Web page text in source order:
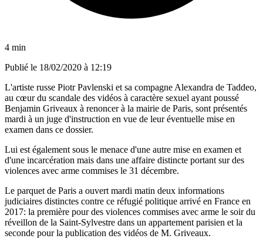
4 min
Publié le 18/02/2020 à 12:19
L'artiste russe Piotr Pavlenski et sa compagne Alexandra de Taddeo,
au cœur du scandale des vidéos à caractère sexuel ayant poussé
Benjamin Griveaux à renoncer à la mairie de Paris, sont présentés
mardi à un juge d'instruction en vue de leur éventuelle mise en
examen dans ce dossier.
Lui est également sous le menace d'une autre mise en examen et
d'une incarcération mais dans une affaire distincte portant sur des
violences avec arme commises le 31 décembre.
Le parquet de Paris a ouvert mardi matin deux informations
judiciaires distinctes contre ce réfugié politique arrivé en France en
2017: la première pour des violences commises avec arme le soir du
réveillon de la Saint-Sylvestre dans un appartement parisien et la
seconde pour la publication des vidéos de M. Griveaux.